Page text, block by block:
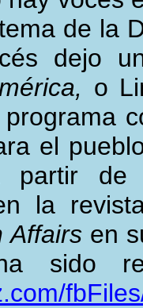
de la
dejo
o
el
partir de
la
Affairs en
sido